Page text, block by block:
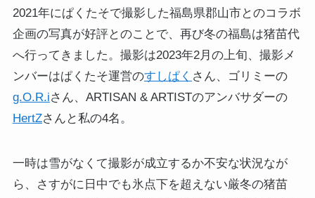
2021年にぱくたそで撮影した福島県郡山市とのコラボ
企画の写真が好評とのことで、再び冬の福島は猪苗代
へ行ってきました。撮影は2023年2月の上旬、撮影メ
ンバーはぱくたそ運営のすしぱく さん、ゴリミーの
g.O.R.iさん、ARTISAN & ARTISTのアンバサダーの
HertZさんと私の4名。
一時は雪がなくて撮影が成立するか不安な状況なが
ら、さすがに日中でも氷点下を超えない厳冬の猪苗